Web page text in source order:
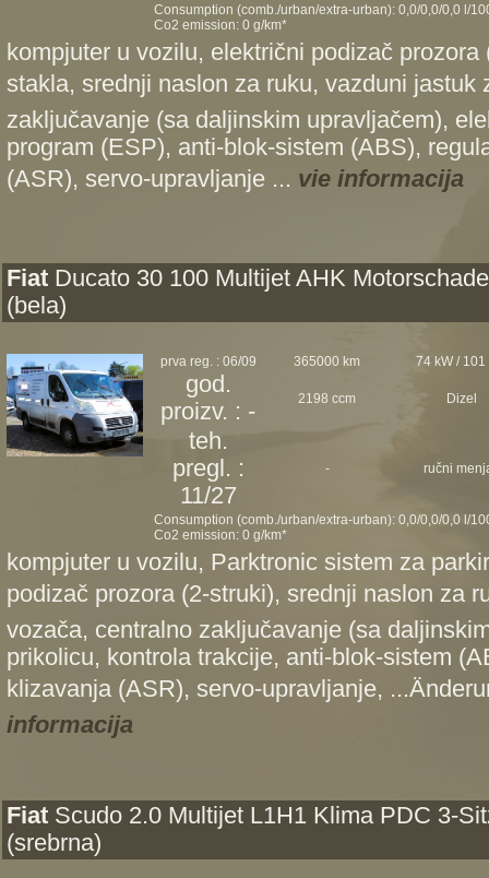
Consumption (comb./urban/extra-urban): 0,0/0,0/0,0 l/
Co2 emission: 0 g/km*
kompjuter u vozilu, električni podizač
stakla, srednji naslon za ruku, vazduni
zaključavanje (sa daljinskim upravljačem),
program (ESP), anti-blok-sistem (ABS),
(ASR), servo-upravljanje ... vie informacija
Fiat Ducato 30 100 Multijet AHK
(bela)
prva reg. : 06/09 365000 km 74 kW / 101
god.
proizv. : -
2198 ccm Dizel
teh.
pregl. :
11/27
- ručni
Consumption (comb./urban/extra-urban): 0,0/0,0/0,0 l/
Co2 emission: 0 g/km*
kompjuter u vozilu, Parktronic sistem za
podizač prozora (2-struki), srednji naslon za
vozača, centralno zaključavanje (sa
prikolicu, kontrola trakcije, anti-blok-sistem
klizavanja (ASR), servo-upravljanje,
informacija
Fiat Scudo 2.0 Multijet L1H1 Klima PDC 3-
(srebrna)